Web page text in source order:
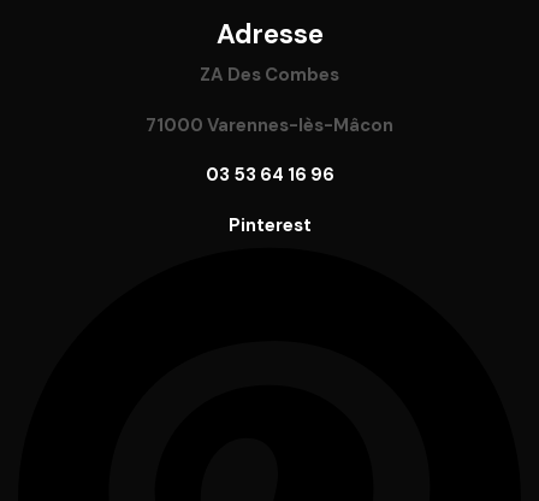
Adresse
ZA Des Combes
71000 Varennes-lès-Mâcon
03 53 64 16 96
Pinterest